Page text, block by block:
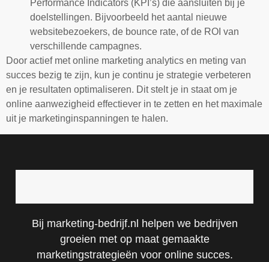
Performance Indicators (KPI’s) die aansluiten bij je
doelstellingen. Bijvoorbeeld het aantal nieuwe
websitebezoekers, de bounce rate, of de ROI van
verschillende campagnes.
Door actief met online marketing analytics en meting van
succes bezig te zijn, kun je continu je strategie verbeteren
en je resultaten optimaliseren. Dit stelt je in staat om je
online aanwezigheid effectiever in te zetten en het maximale
uit je marketinginspanningen te halen.
Bij marketing-bedrijf.nl helpen we bedrijven
groeien met op maat gemaakte
marketingstrategieën voor online succes.